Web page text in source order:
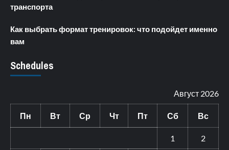
транспорта
Как выбрать формат тренировок: что подойдет именно
вам
Schedules
Август 2026
Пн Вт Ср Чт Пт Сб Вс
1 2